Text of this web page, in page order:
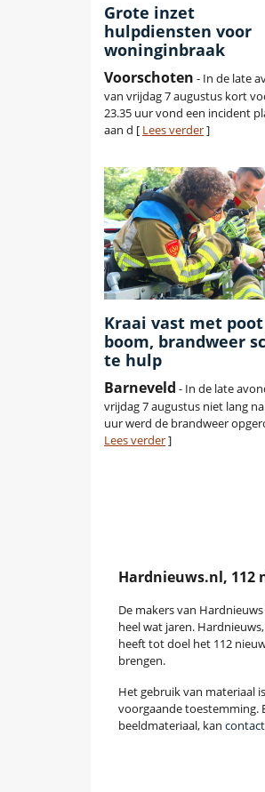
Grote inzet
hulpdiensten voor
woninginbraak
Voorschoten - In de late
van vrijdag 7 augustus kort
23.35 uur vond een incident
aan d [ Lees verder]
Kraai vast met
boom, brandweer
te hulp
Barneveld - In de late
vrijdag 7 augustus niet lang
uur werd de brandweer
Lees verder]
Hardnieuws.nl, 112
De makers van
heel wat jaren.
heeft tot doel het 112
brengen.
Het gebruik van materiaal
voorgaande toestemming.
beeldmateriaal, kan contact